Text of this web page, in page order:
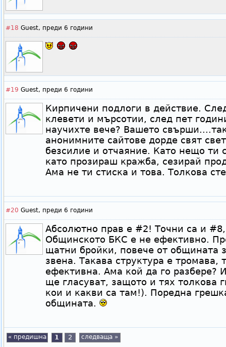
#18 Guest, преди 6 години
#19 Guest, преди 6 години
Кирпичени подлоги в действие.
клевети и мърсотии, след пет
научихте вече? Вашето
анонимните сайтове дорде свят
безсилие и отчаяние. Като нещо ти
като прозираш кражба, сезирай
Ама не ти стиска и това. Толкова
#20 Guest, преди 6 години
Абсолютно прав е #2! Точни са и
Общинското БКС е не ефективно.
щатни бройки, повече от общината
звена. Такава структура е тромава,
ефективна. Ама кой да го разбере?
ще гласуват, защото и тях толкова
кои и какви са там!). Поредна
общината.
« предишна 1 2 следваща »